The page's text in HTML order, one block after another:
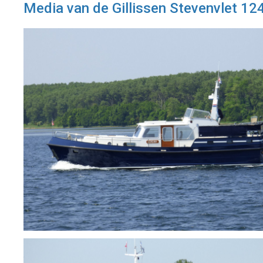
Media van de Gillissen Stevenvlet